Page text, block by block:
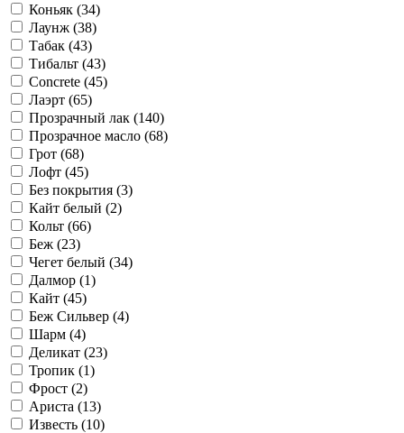
Коньяк (34)
Лаунж (38)
Табак (43)
Тибальт (43)
Concrete (45)
Лаэрт (65)
Прозрачный лак (140)
Прозрачное масло (68)
Грот (68)
Лофт (45)
Без покрытия (3)
Кайт белый (2)
Кольт (66)
Беж (23)
Чегет белый (34)
Далмор (1)
Кайт (45)
Беж Сильвер (4)
Шарм (4)
Деликат (23)
Тропик (1)
Фрост (2)
Ариста (13)
Известь (10)